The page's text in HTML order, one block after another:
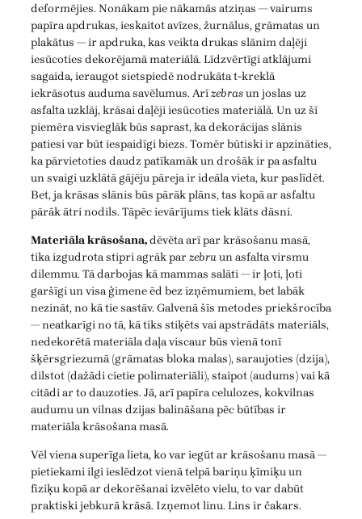
deformējies. Nonākam pie nākamās atziņas — vairums
papīra apdrukas, ieskaitot avīzes, žurnālus, grāmatas un
plakātus — ir apdruka, kas veikta drukas slānim daļēji
iesūcoties dekorējamā materiālā. Līdzvērtīgi atklājumi
sagaida, ieraugot sietspiedē nodrukāta t-kreklā
iekrāsotus auduma savēlumus. Arīzebrasun joslas uz
asfalta uzklāj, krāsai daļēji iesūcoties materiālā. Un uz šī
piemēra visvieglāk būs saprast, ka dekorācijas slānis
patiesi var būt iespaidīgi biezs. Tomēr būtiski ir apzināties,
ka pārvietoties daudz patīkamāk un drošāk ir pa asfaltu
un svaigi uzklātā gājēju pāreja ir ideāla vieta, kur paslīdēt.
Bet, ja krāsas slānis būs pārāk plāns, tas kopā ar asfaltu
pārāk ātri nodils. Tāpēc ievārījums tiek klāts dāsni.
Materiāla krāsošana,dēvēta arī par krāsošanu masā,
tika izgudrota stipri agrāk parzebruun asfalta virsmu
dilemmu. Tā darbojas kā mammas salāti — ir ļoti, ļoti
garšīgi un visa ģimene ēd bez izņēmumiem, bet labāk
nezināt, no kā tie sastāv. Galvenā šīs metodes priekšrocība
— neatkarīgi no tā, kā tiks stiķēts vai apstrādāts materiāls,
nedekorētā materiāla daļa viscaur būs vienā tonī
šķērsgriezumā (grāmatas bloka malas), saraujoties (dzija),
dilstot (dažādi cietie polimateriāli), staipot (audums) vai kā
citādi ar to dauzoties. Jā, arī papīra celulozes, kokvilnas
audumu un vilnas dzijas balināšana pēc būtības ir
materiāla krāsošana masā.
Vēl viena superīga lieta, ko var iegūt ar krāsošanu masā —
pietiekami ilgi ieslēdzot vienā telpā bariņu ķīmiķu un
fiziķu kopā ar dekorēšanai izvēlēto vielu, to var dabūt
praktiski jebkurā krāsā. Izņemot linu. Lins ir čakars.